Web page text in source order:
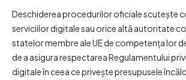
Deschiderea procedurilor oficiale scutește
serviciilor digitale sau orice altă autoritate
statelor membre ale UE de competența lor
de a asigura respectarea Regulamentului
digitale în ceea ce privește presupusele